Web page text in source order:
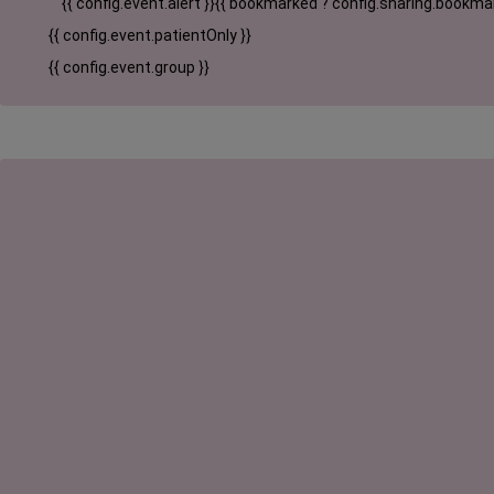
{{ config.event.alert }}{{ bookmarked ?
{{ config.event.patientOnly }}
{{ config.event.group }}